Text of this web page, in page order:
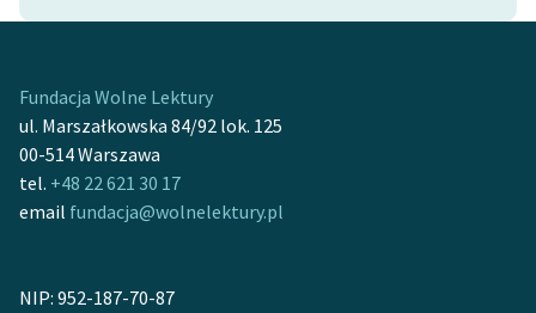
Wolnych Lektur
Logotypy
Materiały promocyjne
Regulamin biblioteki
Fundacja Wolne Lektury
ul. Marszałkowska 84/92 lok. 125
00-514 Warszawa
tel. +48 22 621 30 17
email fundacja@wolnelektury.pl
NIP: 952-187-70-87